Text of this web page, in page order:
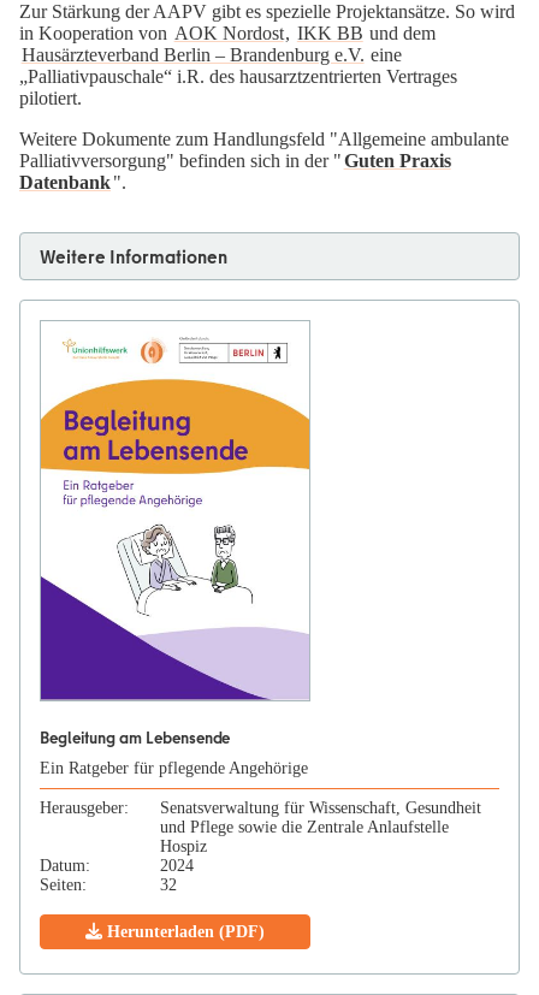
Zur Stärkung der AAPV gibt es spezielle Projektansätze. So wird
in Kooperation von AOK Nordost, IKK BB und dem
Hausärzteverband Berlin – Brandenburg e.V. eine
„Palliativpauschale“ i.R. des hausarztzentrierten Vertrages
pilotiert.
Weitere Dokumente zum Handlungsfeld "Allgemeine ambulante
Palliativversorgung" befinden sich in der "Guten Praxis
Datenbank".
Weitere Informationen
Begleitung am Lebensende
Ein Ratgeber für pflegende Angehörige
Herausgeber:
Senatsverwaltung für Wissenschaft, Gesundheit
und Pflege sowie die Zentrale Anlaufstelle
Hospiz
Datum:
2024
Seiten:
32
Herunterladen (PDF)